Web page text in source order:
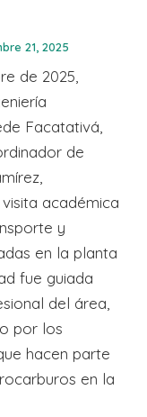
21, 2025
de 2025,
Facatativá,
de
académica
y
en la planta
fue guiada
del área,
por los
hacen parte
en la